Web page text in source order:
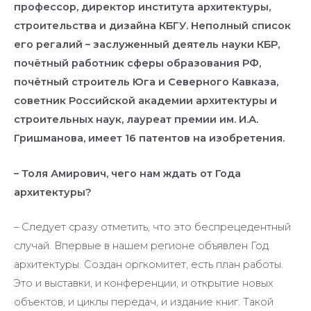
профессор, директор института архитектуры,
строительства и дизайна КБГУ. Неполный список
его регалий – заслуженный деятель науки КБР,
почётный работник сферы образования РФ,
почётный строитель Юга и Северного Кавказа,
советник Российской академии архитектуры и
строительных наук, лауреат премии им. И.А.
Гришманова, имеет 16 патентов на изобретения.
– Толя Амирович, чего нам ждать от Года
архитектуры?
– Следует сразу отметить, что это беспрецедентный
случай. Впервые в нашем регионе объявлен Год
архитектуры. Создан оргкомитет, есть план работы.
Это и выставки, и конференции, и открытие новых
объектов, и циклы передач, и издание книг. Такой